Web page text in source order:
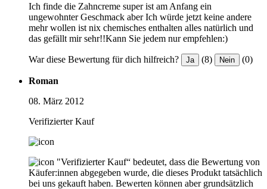
Ich finde die Zahncreme super ist am Anfang ein
ungewohnter Geschmack aber Ich würde jetzt keine andere
mehr wollen ist nix chemisches enthalten alles natürlich und
das gefällt mir sehr!!Kann Sie jedem nur empfehlen:)
War diese Bewertung für dich hilfreich? Ja (8) Nein (0)
Roman
08. März 2012
Verifizierter Kauf
"Verifizierter Kauf“ bedeutet, dass die Bewertung von
Käufer:innen abgegeben wurde, die dieses Produkt tatsächlich
bei uns gekauft haben. Bewerten können aber grundsätzlich